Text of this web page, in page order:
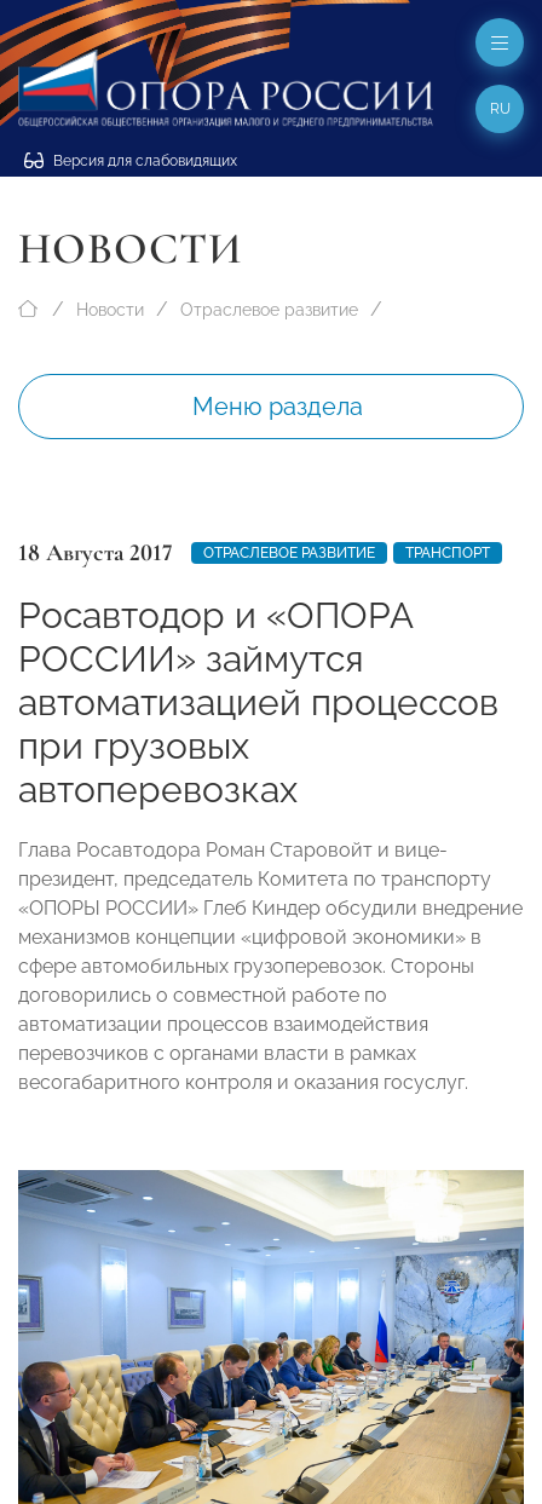
Версия для слабовидящих
RU
НОВОСТИ
Новости Отраслевое развитие
Меню раздела
18 Августа 2017 ОТРАСЛЕВОЕ РАЗВИТИЕ ТРАНСПОРТ
Росавтодор и «ОПОРА
РОССИИ» займутся
автоматизацией процессов
при грузовых
автоперевозках
Глава Росавтодора Роман Старовойт и вице-
президент, председатель Комитета по транспорту
«ОПОРЫ РОССИИ» Глеб Киндер обсудили внедрение
механизмов концепции «цифровой экономики» в
сфере автомобильных грузоперевозок. Стороны
договорились о совместной работе по
автоматизации процессов взаимодействия
перевозчиков с органами власти в рамках
весогабаритного контроля и оказания госуслуг.